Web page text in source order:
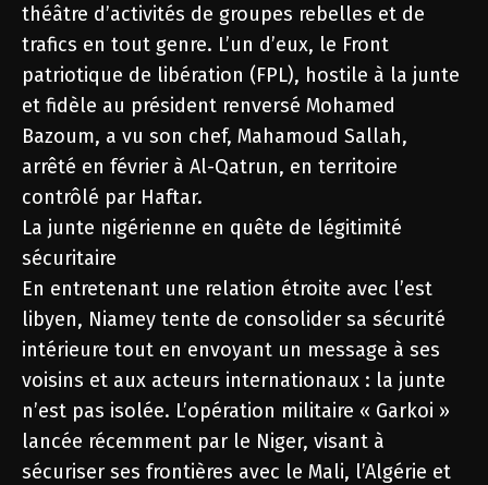
théâtre d’activités de groupes rebelles et de
trafics en tout genre. L’un d’eux, le Front
patriotique de libération (FPL), hostile à la junte
et fidèle au président renversé Mohamed
Bazoum, a vu son chef, Mahamoud Sallah,
arrêté en février à Al-Qatrun, en territoire
contrôlé par Haftar.
La junte nigérienne en quête de légitimité
sécuritaire
En entretenant une relation étroite avec l’est
libyen, Niamey tente de consolider sa sécurité
intérieure tout en envoyant un message à ses
voisins et aux acteurs internationaux : la junte
n’est pas isolée. L’opération militaire « Garkoi »
lancée récemment par le Niger, visant à
sécuriser ses frontières avec le Mali, l’Algérie et